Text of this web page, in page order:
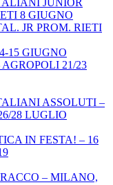
JUNIOR
8 GIUGNO
JR PROM. RIETI
15 GIUGNO
21/23
ASSOLUTI –
28 LUGLIO
IN FESTA! – 16
– MILANO,